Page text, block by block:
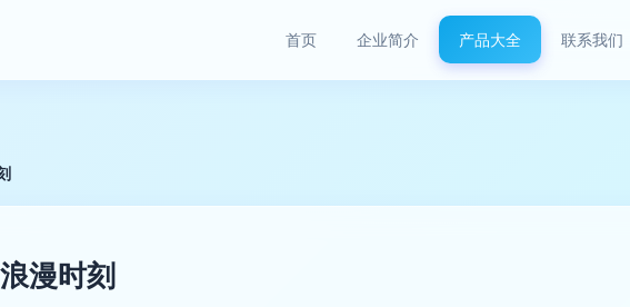
首页 企业简介 产品大全 联系我们
漫时刻